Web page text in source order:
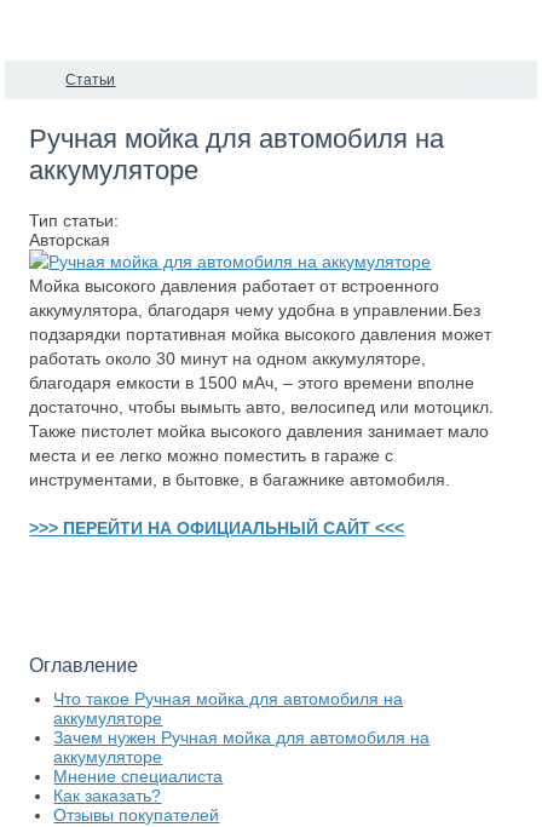
Статьи
Ручная мойка для автомобиля на
аккумуляторе
Тип статьи:
Авторская
Мойка высокого давления работает от встроенного
аккумулятора, благодаря чему удобна в управлении.Без
подзарядки портативная мойка высокого давления может
работать около 30 минут на одном аккумуляторе,
благодаря емкости в 1500 мАч, – этого времени вполне
достаточно, чтобы вымыть авто, велосипед или мотоцикл.
Также пистолет мойка высокого давления занимает мало
места и ее легко можно поместить в гараже с
инструментами, в бытовке, в багажнике автомобиля.
>>> ПЕРЕЙТИ НА ОФИЦИАЛЬНЫЙ САЙТ <<<
Оглавление
Что такое Ручная мойка для автомобиля на
аккумуляторе
Зачем нужен Ручная мойка для автомобиля на
аккумуляторе
Мнение специалиста
Как заказать?
Отзывы покупателей